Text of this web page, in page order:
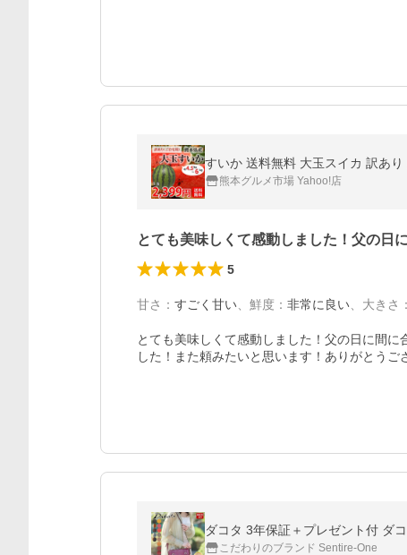
すいか 送料無料 大玉スイカ 訳あ
熊本グルメ市場 Yahoo!店
とても美味しくて感動しました！父の日
5
甘さ ： すごく甘い 鮮度 ： 非常に良い 大きさ ：
とても美味しくて感動しました！父の日に間
した！また頼みたいと思います！ありがとうご
ダコタ 3年保証＋プレゼント付 ダ
こだわりのブランド Sentire-One